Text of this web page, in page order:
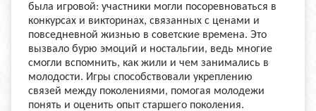
была игровой: участники могли посоревноваться в
конкурсах и викторинах, связанных с ценами и
повседневной жизнью в советские времена. Это
вызвало бурю эмоций и ностальгии, ведь многие
смогли вспомнить, как жили и чем занимались в
молодости. Игры способствовали укреплению
связей между поколениями, помогая молодежи
понять и оценить опыт старшего поколения.